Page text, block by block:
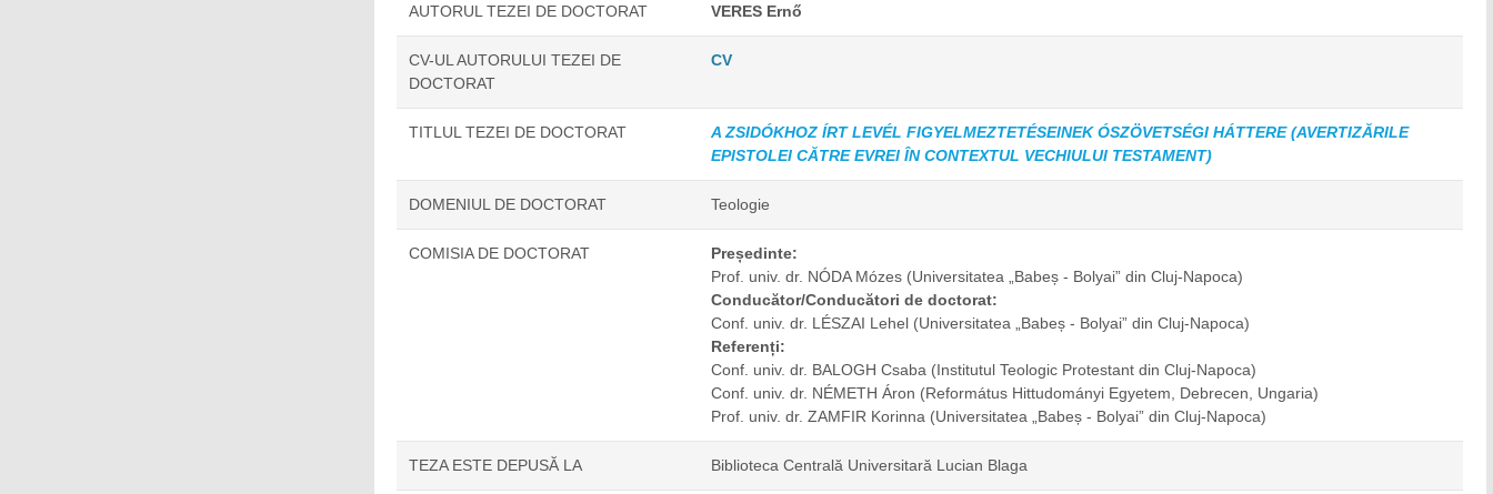
AUTORUL TEZEI DE DOCTORAT VERES Ernő
CV-UL AUTORULUI TEZEI DE
DOCTORAT
CV
TITLUL TEZEI DE DOCTORAT
A ZSIDÓKHOZ ÍRT LEVÉL FIGYELMEZTETÉSEINEK ÓSZÖVETSÉGI HÁTTERE (AVERTIZĂRILE
EPISTOLEI CĂTRE EVREI ÎN CONTEXTUL VECHIULUI TESTAMENT)
DOMENIUL DE DOCTORAT Teologie
COMISIA DE DOCTORAT
Președinte:
Prof. univ. dr. NÓDA Mózes (Universitatea „Babeș - Bolyai” din Cluj-Napoca)
Conducător/Conducători de doctorat:
Conf. univ. dr. LÉSZAI Lehel (Universitatea „Babeș - Bolyai” din Cluj-Napoca)
Referenți:
Conf. univ. dr. BALOGH Csaba (Institutul Teologic Protestant din Cluj-Napoca)
Conf. univ. dr. NÉMETH Áron (Református Hittudományi Egyetem, Debrecen, Ungaria)
Prof. univ. dr. ZAMFIR Korinna (Universitatea „Babeș - Bolyai” din Cluj-Napoca)
TEZA ESTE DEPUSĂ LA Biblioteca Centrală Universitară Lucian Blaga